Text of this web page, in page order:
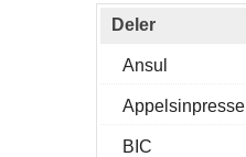
Deler
Ansul
Appelsinpresse
BIC